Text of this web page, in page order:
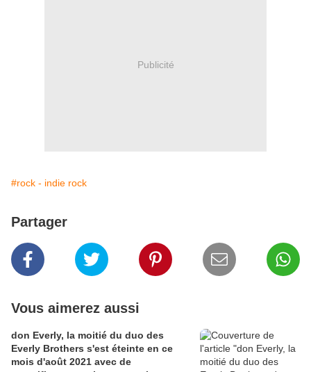
Publicité
#rock - indie rock
Partager
Vous aimerez aussi
don Everly, la moitié du duo des
Everly Brothers s'est éteinte en ce
mois d'août 2021 avec de